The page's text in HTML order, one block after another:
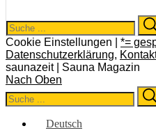
Search
for:
Cookie Einstellungen | *=
Datenschutzerklärung,
saunazeit | Sauna Magazin
Nach Oben
Search
for:
Deutsch